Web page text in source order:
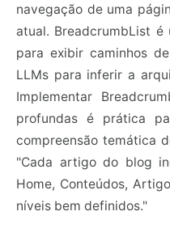
navegação de uma
atual. BreadcrumbList
para exibir caminhos
LLMs para inferir a
Implementar
profundas é prática
compreensão temática
"Cada artigo do blog
Home, Conteúdos,
níveis bem definidos."